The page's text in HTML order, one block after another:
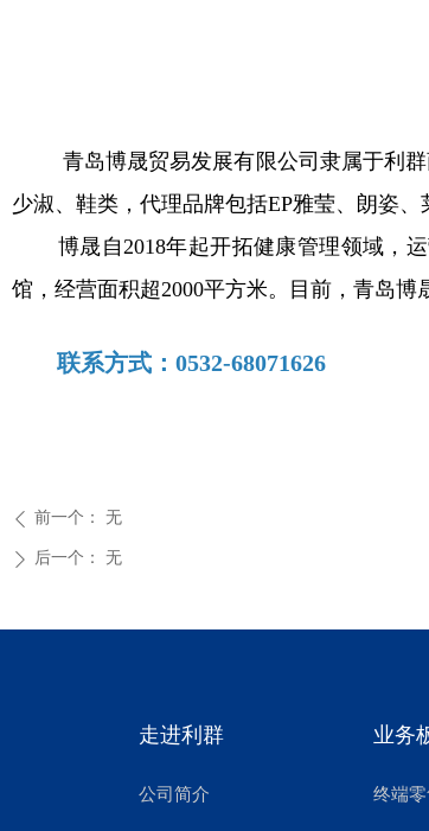
青岛博晟贸易发展有限公司隶属于利
少淑、鞋类，代理品牌包括EP雅莹、朗姿、
博晟自2018年起开拓健康管理领域，
馆，经营面积超2000平方米。目前，青岛博
联系方式：0532-68071626
ꄴ 前一个： 无
ꄲ 后一个： 无
走进利群
公司简介
业务
终端零